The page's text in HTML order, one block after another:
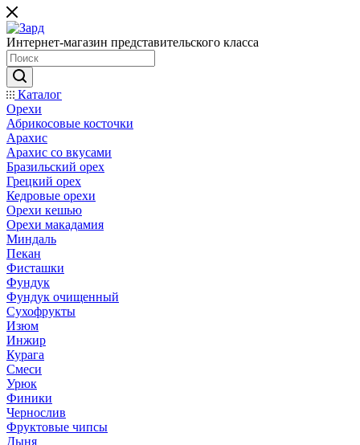
Интернет-магазин представительского класса
Каталог
Орехи
Абрикосовые косточки
Арахис
Арахис со вкусами
Бразильский орех
Грецкий орех
Кедровые орехи
Орехи кешью
Орехи макадамия
Миндаль
Пекан
Фисташки
Фундук
Фундук очищенный
Сухофрукты
Изюм
Инжир
Курага
Смеси
Урюк
Финики
Чернослив
Фруктовые чипсы
Дыня